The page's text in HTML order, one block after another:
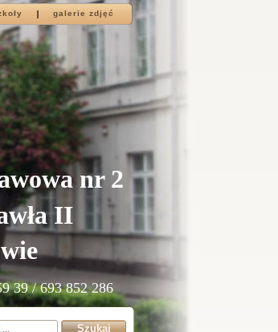
galerie zdjęć
nr 2
II
39 / 693 852 286